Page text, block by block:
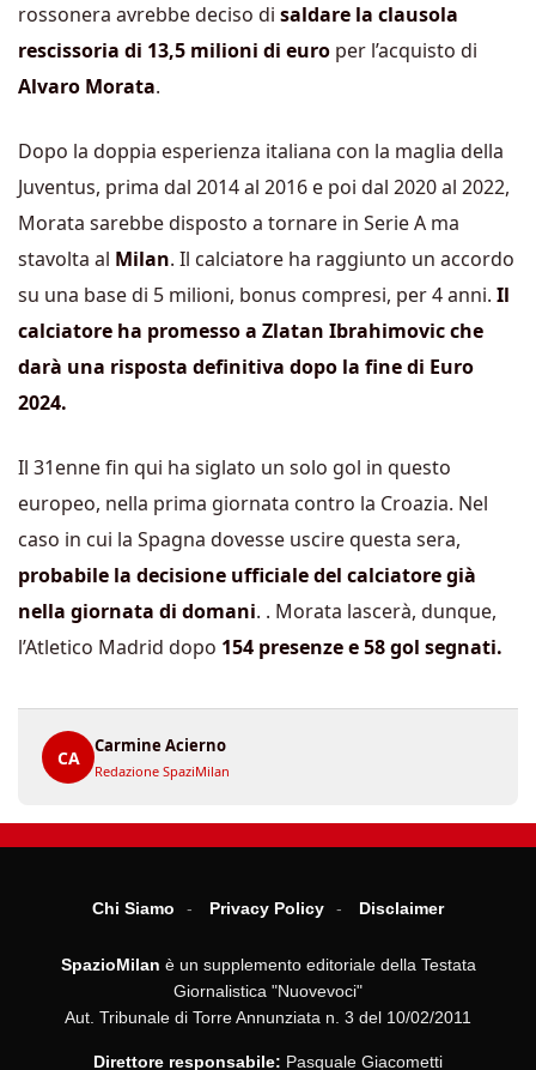
rossonera avrebbe deciso di saldare la clausola
rescissoria di 13,5 milioni di euro per l’acquisto di
Alvaro Morata.
Dopo la doppia esperienza italiana con la maglia della
Juventus, prima dal 2014 al 2016 e poi dal 2020 al 2022,
Morata sarebbe disposto a tornare in Serie A ma
stavolta al Milan. Il calciatore ha raggiunto un accordo
su una base di 5 milioni, bonus compresi, per 4 anni. Il
calciatore ha promesso a Zlatan Ibrahimovic che
darà una risposta definitiva dopo la fine di Euro
2024.
Il 31enne fin qui ha siglato un solo gol in questo
europeo, nella prima giornata contro la Croazia. Nel
caso in cui la Spagna dovesse uscire questa sera,
probabile la decisione ufficiale del calciatore già
nella giornata di domani. . Morata lascerà, dunque,
l’Atletico Madrid dopo 154 presenze e 58 gol segnati.
CA
Carmine Acierno
Redazione SpaziMilan
Chi Siamo Privacy Policy Disclaimer
SpazioMilan è un supplemento editoriale della Testata
Giornalistica "Nuovevoci"
Aut. Tribunale di Torre Annunziata n. 3 del 10/02/2011
Direttore responsabile: Pasquale Giacometti